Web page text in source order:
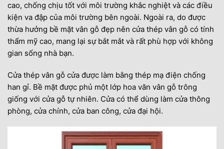
cao, chống chịu tốt với môi trường khắc nghiệt và các điều
kiện va đập của môi trường bên ngoài. Ngoài ra, do được
thừa hưởng bề mặt vân gỗ đẹp nên cửa thép vân gỗ có tính
thẩm mỹ cao, mang lại sự bắt mắt và rất phù hợp với không
gian sống nhà bạn.
Cửa thép vân gỗ cửa được làm bằng thép mạ điện chống
han gỉ. Bề mặt được phủ một lớp hoa văn vân gỗ trông
giống với cửa gỗ tự nhiên. Cửa có thể dùng làm cửa thông
phòng, cửa chính, cửa ban công, cửa đại hội.